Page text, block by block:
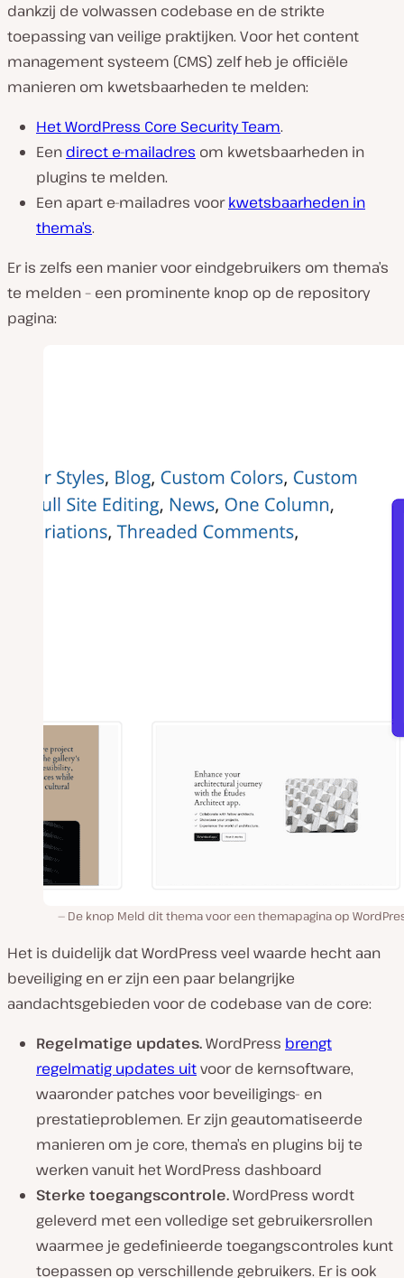
dankzij de volwassen codebase en de strikte
toepassing van veilige praktijken. Voor het content
management systeem (CMS) zelf heb je officiële
manieren om kwetsbaarheden te melden:
Het WordPress Core Security Team.
Een direct e-mailadres om kwetsbaarheden in
plugins te melden.
Een apart e-mailadres voorkwetsbaarheden in
thema’s.
Er is zelfs een manier voor eindgebruikers om thema’s
te melden – een prominente knop op de repository
pagina:
De knop Meld dit thema voor een themapagina op
Het is duidelijk dat WordPress veel waarde hecht aan
beveiliging en er zijn een paar belangrijke
aandachtsgebieden voor de codebase van de core:
Regelmatige updates.WordPress brengt
regelmatig updates uitvoor de kernsoftware,
waaronder patches voor beveiligings- en
prestatieproblemen. Er zijn geautomatiseerde
manieren om je core, thema’s en plugins bij te
werken vanuit het WordPress dashboard
Sterke toegangscontrole.WordPress wordt
geleverd met een volledige set gebruikersrollen
waarmee je gedefinieerde toegangscontroles kunt
toepassen op verschillende gebruikers. Er is ook